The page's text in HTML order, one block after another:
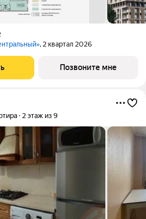
, 2 квартал 2026
Позвоните мне
2 этаж из 9